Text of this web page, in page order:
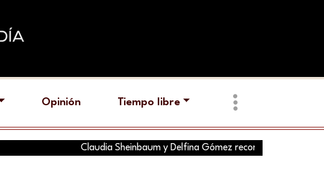
Opinión Tiempo libre
Claudia Sheinbaum y Delfina Gómez recorren hoy tres municipios